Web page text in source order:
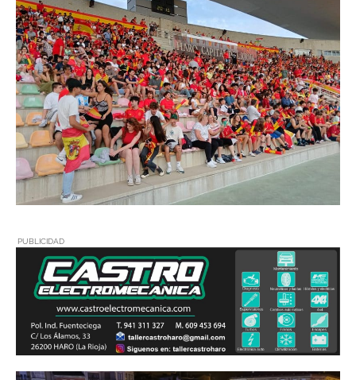
PUBLICIDAD